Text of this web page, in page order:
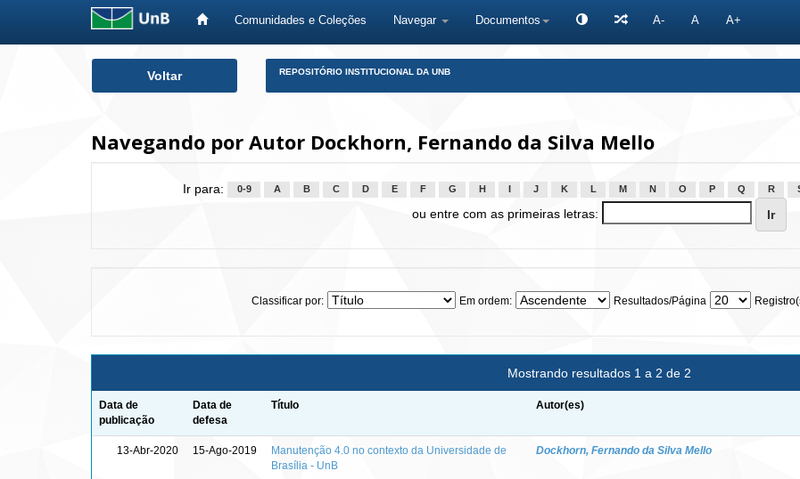
Comunidades e Coleções Navegar Documentos A- A A+
Voltar REPOSITÓRIO INSTITUCIONAL DA UNB
Navegando por Autor Dockhorn, Fernando da Silva Mello
Ir para: 0-9 A B C D E F G H J K L M N O P Q R
ou entre com as primeiras letras:
Classificar por: Em ordem: Resultados/Página
Mostrando resultados 1 a 2 de 2
Data de
publicação
Data de
defesa
Título Autor(es)
13-Abr-2020 15-Ago-2019
Manutenção 4.0 no contexto da Universidade de
Brasília - UnB
Dockhorn, Fernando da Silva Mello